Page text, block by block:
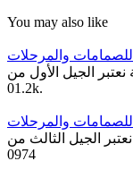
You may also like
01.2k.
0974